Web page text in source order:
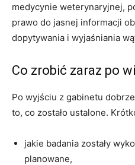
medycynie weterynaryjnej,
prawo do jasnej informacji
dopytywania i wyjaśniania
Co zrobić zaraz po
Po wyjściu z gabinetu
to, co zostało ustalone.
jakie badania zostały
planowane,